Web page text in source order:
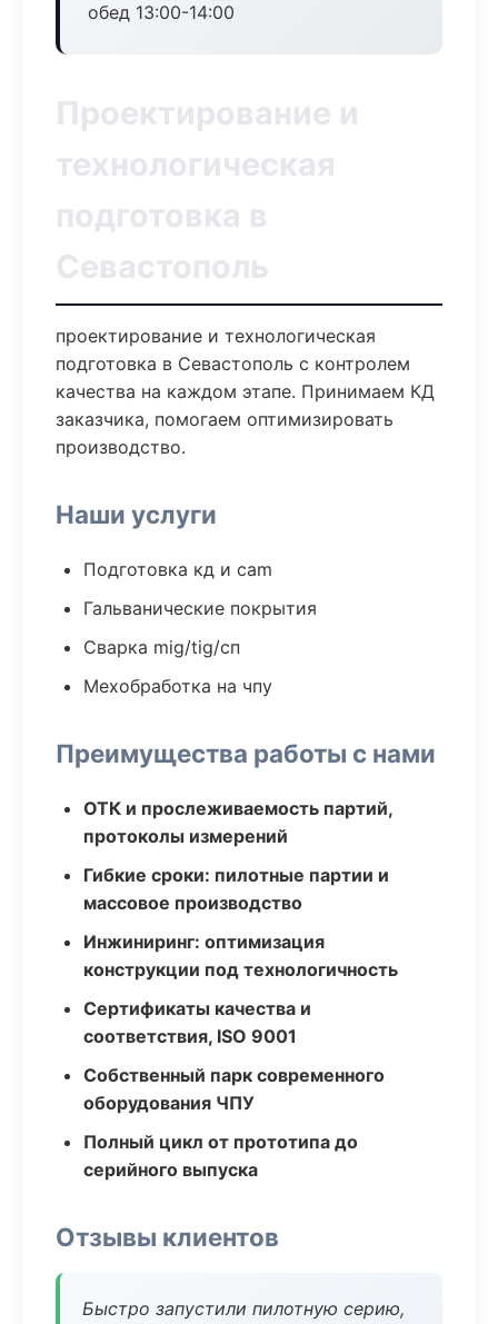
обед 13:00-14:00
Проектирование и
технологическая
подготовка в
Севастополь
проектирование и технологическая
подготовка в Севастополь с контролем
качества на каждом этапе. Принимаем КД
заказчика, помогаем оптимизировать
производство.
Наши услуги
Подготовка кд и cam
Гальванические покрытия
Сварка mig/tig/сп
Мехобработка на чпу
Преимущества работы с нами
ОТК и прослеживаемость партий,
протоколы измерений
Гибкие сроки: пилотные партии и
массовое производство
Инжиниринг: оптимизация
конструкции под технологичность
Сертификаты качества и
соответствия, ISO 9001
Собственный парк современного
оборудования ЧПУ
Полный цикл от прототипа до
серийного выпуска
Отзывы клиентов
Быстро запустили пилотную серию,